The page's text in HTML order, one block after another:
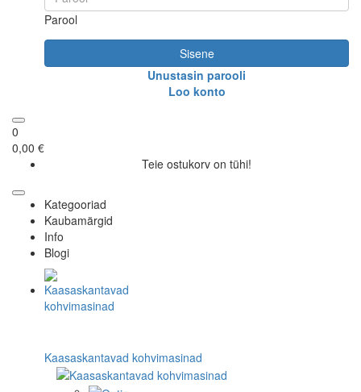
Parool
Sisene
Unustasin parooli
Loo konto
0
0,00 €
Teie ostukorv on tühi!
Kategooriad
Kaubamärgid
Info
Blogi
Kaasaskantavad kohvimasinad